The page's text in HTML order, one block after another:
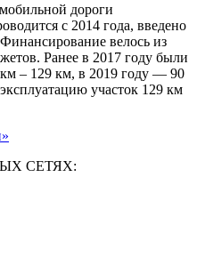
дороги
с 2014 года, введено
велось из
Ранее в 2017 году были
– 129 км, в 2019 году — 90
участок 129 км
СЕТЯХ: